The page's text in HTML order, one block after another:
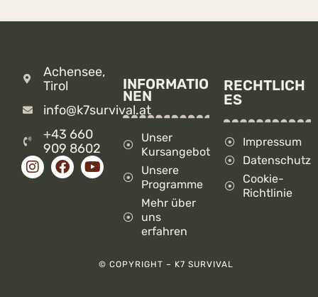
Achensee,
Tirol
info@k7survival.at
+43 660
909 8602
INFORMATIO
NEN
Unser
Kursangebot
Unsere
Programme
Mehr über
uns
erfahren
RECHTLICH
ES
Impressum
Datenschutz
Cookie-
Richtlinie
© COPYRIGHT – K7 SURVIVAL